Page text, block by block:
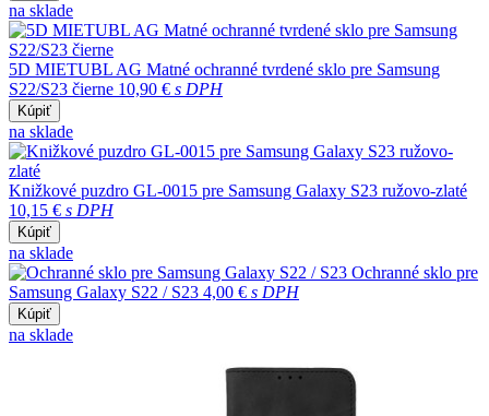
na sklade
5D MIETUBL AG Matné ochranné tvrdené sklo pre Samsung
S22/S23 čierne 10,90 € s DPH
Kúpiť
na sklade
Knižkové puzdro GL-0015 pre Samsung Galaxy S23 ružovo-zlaté
10,15 € s DPH
Kúpiť
na sklade
Ochranné sklo pre
Samsung Galaxy S22 / S23 4,00 € s DPH
Kúpiť
na sklade